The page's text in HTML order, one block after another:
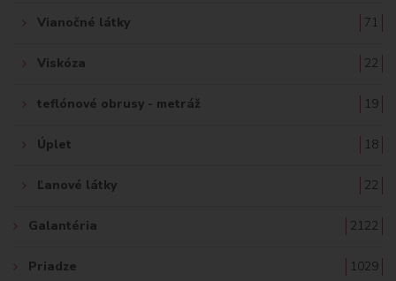
Vianočné látky 71
Viskóza 22
teflónové obrusy - metráž 19
Úplet 18
Ľanové látky 22
Galantéria 2122
Priadze 1029